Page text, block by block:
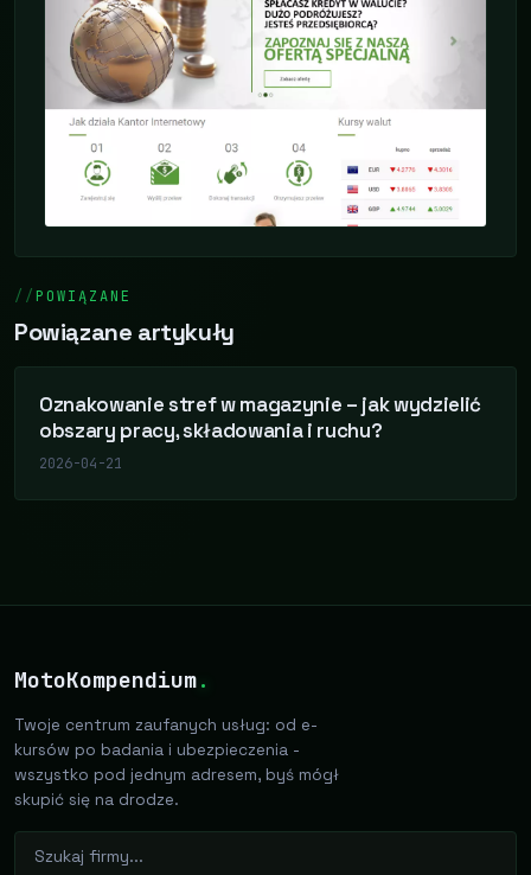
POWIĄZANE
Powiązane artykuły
Oznakowanie stref w magazynie – jak wydzielić
obszary pracy, składowania i ruchu?
2026-04-21
MotoKompendium.
Twoje centrum zaufanych usług: od e-
kursów po badania i ubezpieczenia -
wszystko pod jednym adresem, byś mógł
skupić się na drodze.